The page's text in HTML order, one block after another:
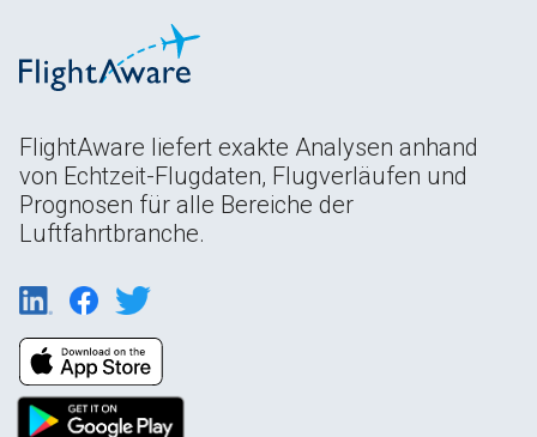
FlightAware liefert exakte Analysen anhand
von Echtzeit-Flugdaten, Flugverläufen und
Prognosen für alle Bereiche der
Luftfahrtbranche.